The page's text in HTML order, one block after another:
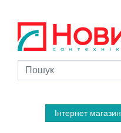
Інтернет магазин